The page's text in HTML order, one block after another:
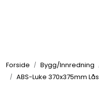
Forside Bygg/Innredning
ABS-Luke 370x375mm
Elektrisk